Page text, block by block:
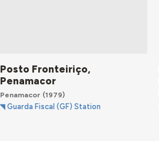
Posto Fronteiriço,
Penamacor
Penamacor (1979)
Guarda Fiscal (GF) Station